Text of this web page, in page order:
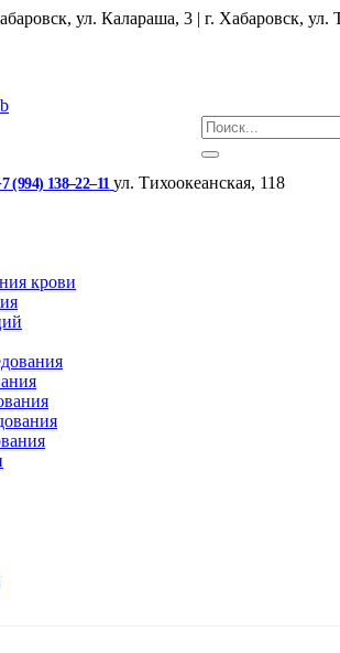
ул. Калараша, 3 | г. Хабаровск, ул.
(994) 138‒22‒11 ул. ​Тихоокеанская, 118
крови